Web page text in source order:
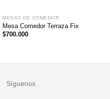
MESAS DE COMEDOR
Mesa Comedor Terraza Fix
$700.000
Síguenos